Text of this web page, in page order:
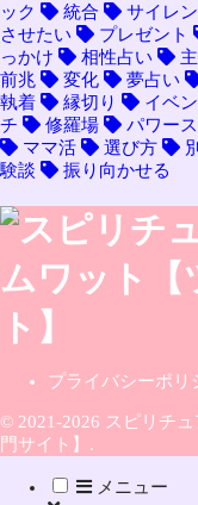
ック
統合 サイレ
させたい
プレゼント
っかけ
相性占い
前兆
変化 夢占い
執着
縁切り イベ
チ
修羅場 パワー
ママ活
選び方
験談
振り向かせる
プライバシーポリ
© 2021-2026 スピリチ
門サイト】.
メニュー